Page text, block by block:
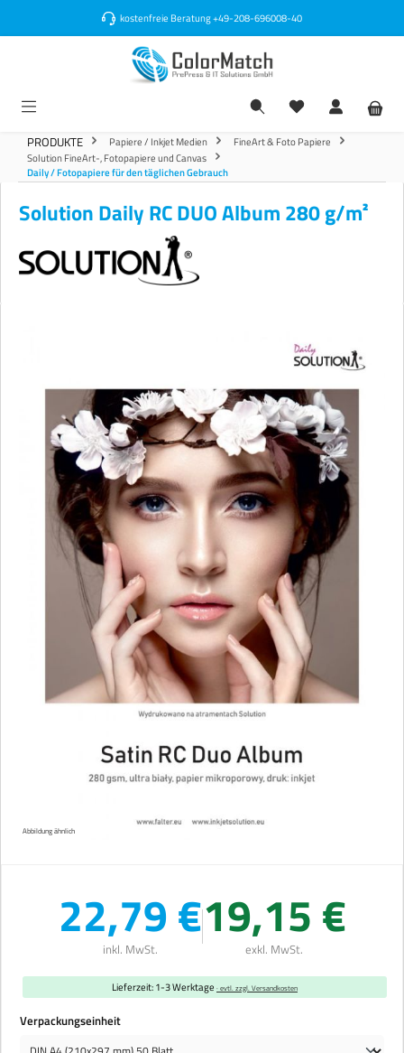
kostenfreie Beratung+49-208-696008-40
PRODUKTE Papiere / Inkjet Medien
FineArt & Foto Papiere
Solution FineArt-, Fotopapiere und Canvas
Daily / Fotopapiere für den täglichen Gebrauch
Solution Daily RC DUO Album 280 g/m²
Abbildung ähnlich
22,79 €
inkl. MwSt.
19,15 €
exkl. MwSt.
Lieferzeit: 1-3 Werktage · evtl. zzgl. Versandkosten
Verpackungseinheitauswählen